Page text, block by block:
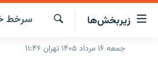
لینک‌های
قابلیت
دسترسی
زیربخش‌ها
صفحه اصلی
جستجو
سرخط‌
جمعه ۱۶ مرداد ۱۴۰۵ تهران ۱۱:۴۶